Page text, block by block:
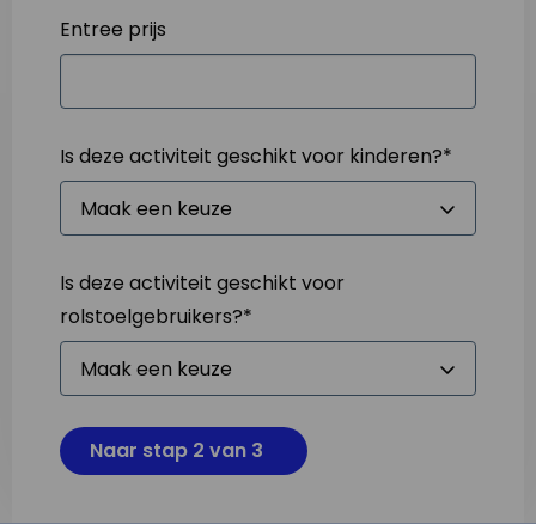
Entree prijs
Is deze activiteit geschikt voor kinderen?*
Is deze activiteit geschikt voor
rolstoelgebruikers?*